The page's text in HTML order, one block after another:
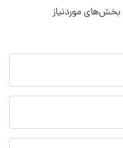
بخش‌های موردنیاز